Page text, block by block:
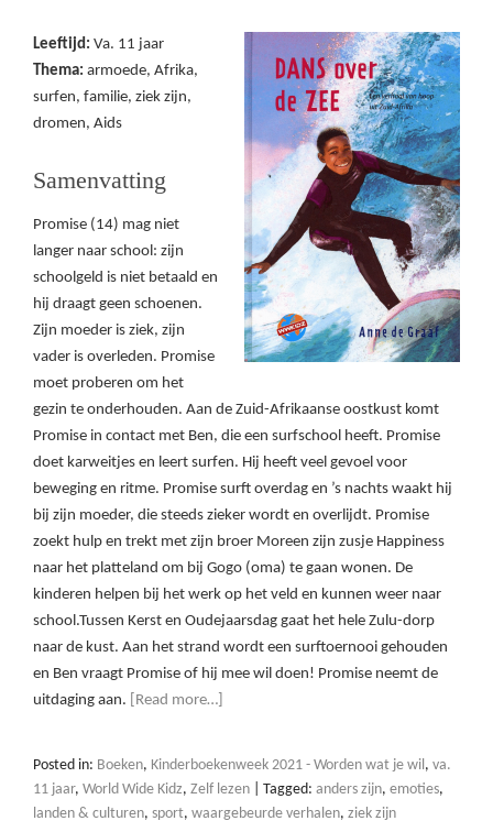
Leeftijd: Va. 11 jaar
Thema: armoede, Afrika,
surfen, familie, ziek zijn,
dromen, Aids
Samenvatting
Promise (14) mag niet
langer naar school: zijn
schoolgeld is niet betaald en
hij draagt geen schoenen.
Zijn moeder is ziek, zijn
vader is overleden. Promise
moet proberen om het
gezin te onderhouden. Aan de Zuid-Afrikaanse oostkust komt
Promise in contact met Ben, die een surfschool heeft. Promise
doet karweitjes en leert surfen. Hij heeft veel gevoel voor
beweging en ritme. Promise surft overdag en ’s nachts waakt hij
bij zijn moeder, die steeds zieker wordt en overlijdt. Promise
zoekt hulp en trekt met zijn broer Moreen zijn zusje Happiness
naar het platteland om bij Gogo (oma) te gaan wonen. De
kinderen helpen bij het werk op het veld en kunnen weer naar
school.Tussen Kerst en Oudejaarsdag gaat het hele Zulu-dorp
naar de kust. Aan het strand wordt een surftoernooi gehouden
en Ben vraagt Promise of hij mee wil doen! Promise neemt de
uitdaging aan.
[Read more…]
Posted in: Boeken, Kinderboekenweek 2021 - Worden wat je wil, va.
11 jaar, World Wide Kidz, Zelf lezen Tagged: anders zijn, emoties,
landen & culturen, sport, waargebeurde verhalen, ziek zijn